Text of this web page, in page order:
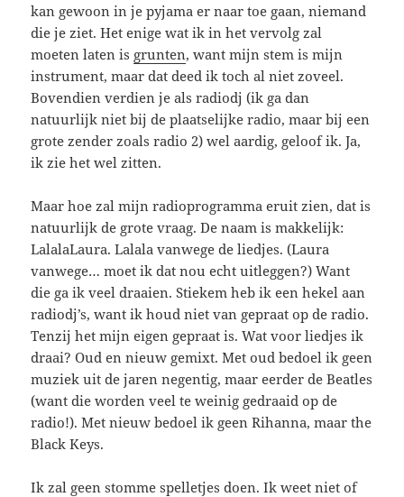
kan gewoon in je pyjama er naar toe gaan, niemand
die je ziet. Het enige wat ik in het vervolg zal
moeten laten is grunten, want mijn stem is mijn
instrument, maar dat deed ik toch al niet zoveel.
Bovendien verdien je als radiodj (ik ga dan
natuurlijk niet bij de plaatselijke radio, maar bij een
grote zender zoals radio 2) wel aardig, geloof ik. Ja,
ik zie het wel zitten.
Maar hoe zal mijn radioprogramma eruit zien, dat is
natuurlijk de grote vraag. De naam is makkelijk:
LalalaLaura. Lalala vanwege de liedjes. (Laura
vanwege… moet ik dat nou echt uitleggen?) Want
die ga ik veel draaien. Stiekem heb ik een hekel aan
radiodj’s, want ik houd niet van gepraat op de radio.
Tenzij het mijn eigen gepraat is. Wat voor liedjes ik
draai? Oud en nieuw gemixt. Met oud bedoel ik geen
muziek uit de jaren negentig, maar eerder de Beatles
(want die worden veel te weinig gedraaid op de
radio!). Met nieuw bedoel ik geen Rihanna, maar the
Black Keys.
Ik zal geen stomme spelletjes doen. Ik weet niet of